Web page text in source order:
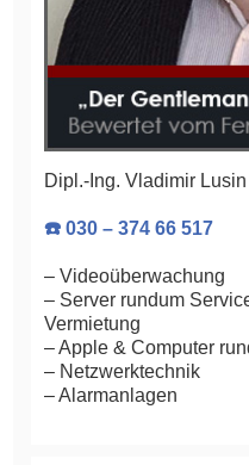
Dipl.-Ing. Vladimir Lusin
☎️ 030 – 374 66 517
– Videoüberwachung
– Server rundum
Vermietung
– Apple & Computer
– Netzwerktechnik
– Alarmanlagen